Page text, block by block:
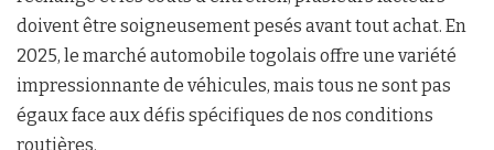
doivent être soigneusement pesés avant tout achat. En
2025, le marché automobile togolais offre une variété
impressionnante de véhicules, mais tous ne sont pas
égaux face aux défis spécifiques de nos conditions
routières.